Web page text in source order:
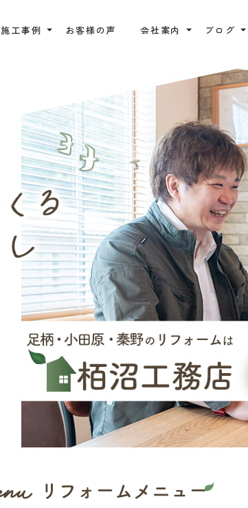
施工事例 お客様の声 会社案内 ブログ